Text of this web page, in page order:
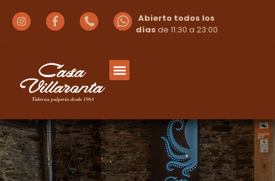
Abierto todos los
días de 11:30 a 23:00